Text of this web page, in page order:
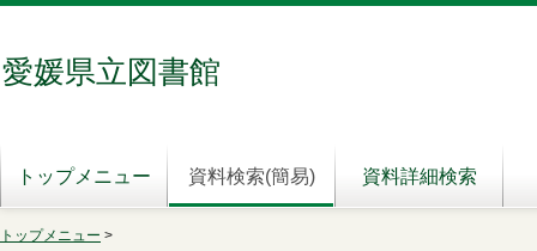
愛媛県立図書館
トップメニュー 資料検索(簡易) 資料詳細検索
トップメニュー >